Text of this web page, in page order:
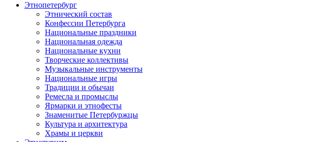
Этнопетербург
Этнический состав
Конфессии Петербурга
Национальные праздники
Национальная одежда
Национальные кухни
Творческие коллективы
Музыкальные инструменты
Национальные игры
Традиции и обычаи
Ремесла и промыслы
Ярмарки и этнофесты
Знаменитые Петербуржцы
Культура и архитектура
Храмы и церкви